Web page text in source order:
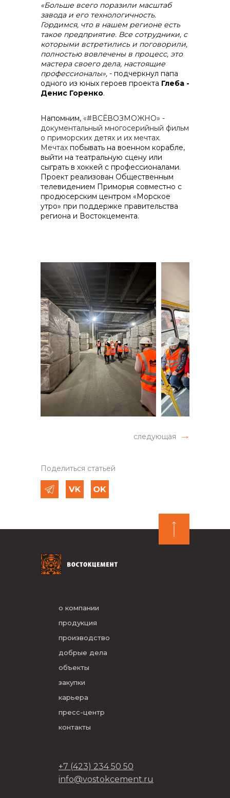
«Больше всего поразили масштаб
завода и его технологичность.
Гордимся, что в нашем регионе есть
такое предприятие. Все сотрудники, с
которыми встретились и поговорили,
полностью вовлечены в процесс, это
мастера своего дела, настоящие
профессионалы», - подчеркнул папа
одного из юных героев проекта Глеба -
Денис Горенко.
Напомним, «#ВСЁВОЗМОЖНО» -
документальный многосерийный фильм
о приморских детях и их мечтах.
Мечтах побывать на военном корабле,
выйти на театральную сцену или
сыграть в хоккей с профессионалами.
Проект реализован Общественным
телевидением Приморья совместно с
продюсерским центром «Морское
утро» при поддержке правительства
региона и Востокцемента.
следующая
Поделиться статьей
о компании
продукция
производство
добрые дела
объекты
закупки
карьера
пресс-центр
контакты
+7 (423) 234 50 50
info@vostokcement.ru